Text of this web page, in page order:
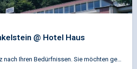
@ Hotel Haus